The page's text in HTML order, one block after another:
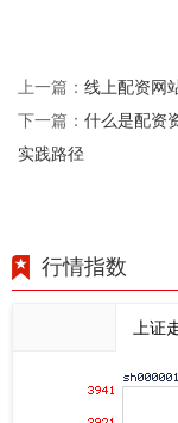
上一篇： 线上配资网
下一篇： 什么是配资
实践路径
行情指数
上证